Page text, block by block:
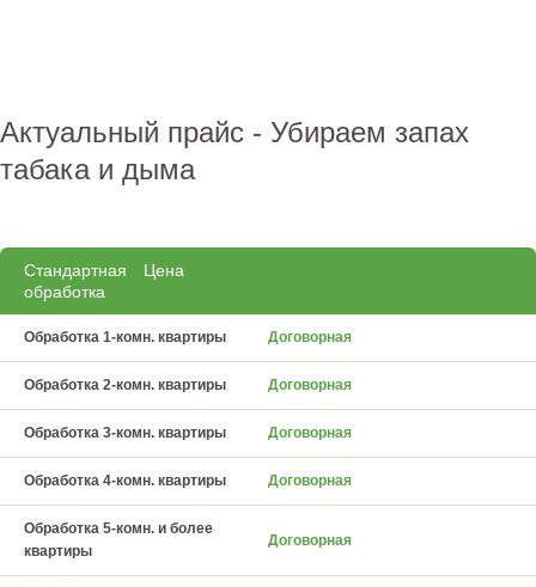
Актуальный прайс - Убираем запах
табака и дыма
Стандартная
обработка
Цена
Обработка 1-комн. квартиры Договорная
Обработка 2-комн. квартиры Договорная
Обработка 3-комн. квартиры Договорная
Обработка 4-комн. квартиры Договорная
Обработка 5-комн. и более
квартиры
Договорная